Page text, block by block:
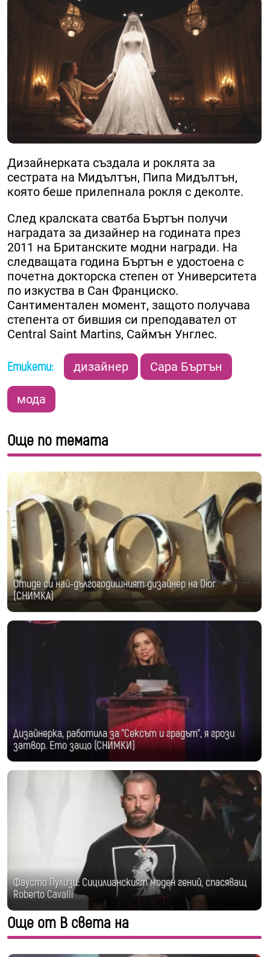
Дизайнерката създала и роклята за
сестрата на Мидълтън, Пипа Мидълтън,
която беше прилепнала рокля с деколте.
След кралската сватба Бъртън получи
наградата за дизайнер на годината през
2011 на Британските модни награди. На
следващата година Бъртън е удостоена с
почетна докторска степен от Университета
по изкуства в Сан Франциско.
Сантиментален момент, защото получава
степента от бившия си преподавател от
Central Saint Martins, Саймън Унглес.
Етикети: дизайнер Сара Бъртън
мода
Още по темата
Отиде си най-дългогодишният дизайнер на Dior
(СНИМКА)
Дизайнерка, работила за "Сексът и градът", я грози
затвор. Ето защо (СНИМКИ)
Фаусто Пулизи: Сицилианският моден гений, спасяващ
Roberto Cavalli
Още от В света на